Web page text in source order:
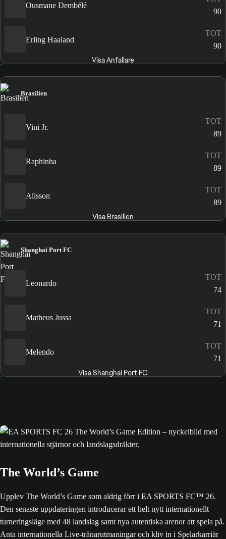
Ousmane Dembélé
90
Erling Haaland
TOT
90
Visa Anfallare
Brasilien
Vini Jr.
TOT
89
Raphinha
TOT
89
Alisson
TOT
89
Visa Brasilien
Shanghai Port FC
Leonardo
TOT
74
Matheus Jussa
TOT
71
Melendo
TOT
71
Visa Shanghai Port FC
The World’s Game
Upplev The World’s Game som aldrig förr i EA SPORTS FC™ 26.
Den senaste uppdateringen introducerar ett helt nytt internationellt
turneringsläge med 48 landslag samt nya autentiska arenor att spela på.
Anta internationella Live-tränarutmaningar och kliv in i Spelarkarriär